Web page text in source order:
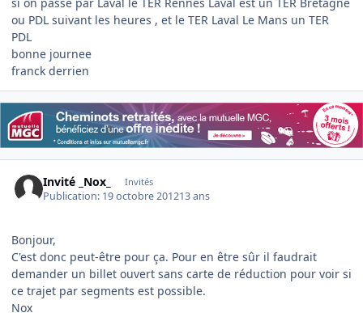
si on passe par Laval le TER Rennes Laval est un TER Bretagne
ou PDL suivant les heures , et le TER Laval Le Mans un TER
PDL
bonne journee
franck derrien
Invité _Nox_ Invités
Publication: 19 octobre 201213 ans
Bonjour,
C'est donc peut-être pour ça. Pour en être sûr il faudrait
demander un billet ouvert sans carte de réduction pour voir si
ce trajet par segments est possible.
Nox